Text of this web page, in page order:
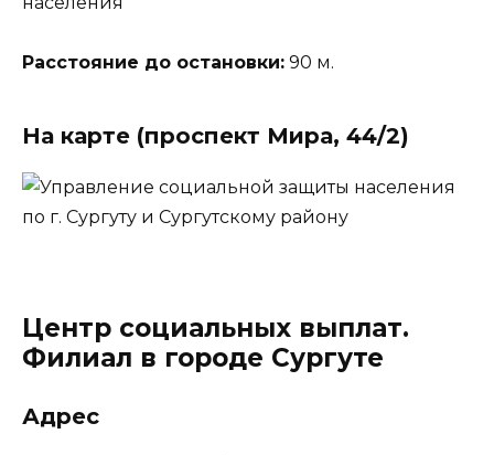
Расстояние до остановки: 90 м.
На карте (проспект Мира, 44/2)
Центр социальных выплат.
Филиал в городе Сургуте
Адрес